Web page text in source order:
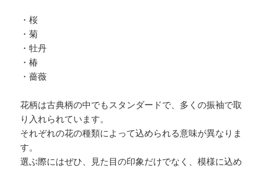
・桜
・菊
・牡丹
・椿
・薔薇
花柄は古典柄の中でもスタンダードで、多くの振袖で取
り入れられています。
それぞれの花の種類によって込められる意味が異なりま
す。
選ぶ際にはぜひ、見た目の印象だけでなく、模様に込め